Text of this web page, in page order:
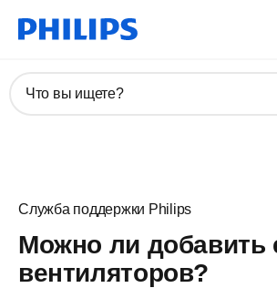
Что вы ищете?
Служба поддержки Philips
Можно ли добавить
вентиляторов?